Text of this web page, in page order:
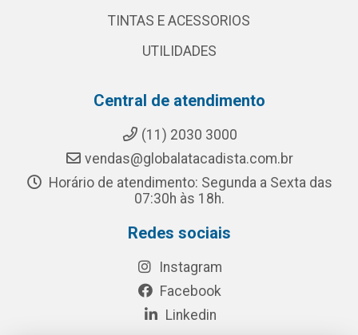
TINTAS E ACESSORIOS
UTILIDADES
Central de atendimento
(11) 2030 3000
vendas@globalatacadista.com.br
Horário de atendimento: Segunda a Sexta das
07:30h às 18h.
Redes sociais
Instagram
Facebook
Linkedin